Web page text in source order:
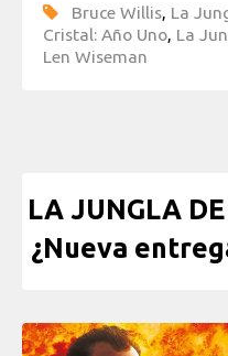
Bruce Willis, La
Cristal: Año Uno, La
Len Wiseman
LA JUNGLA
¿Nueva